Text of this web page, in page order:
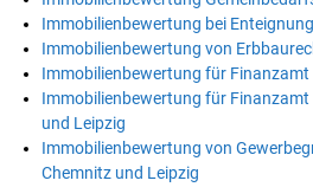
Immobilienbewertung bei Enteignung
Immobilienbewertung von
Immobilienbewertung für Finanzamt
Immobilienbewertung für Finanzamt
und Leipzig
Immobilienbewertung von
Chemnitz und Leipzig